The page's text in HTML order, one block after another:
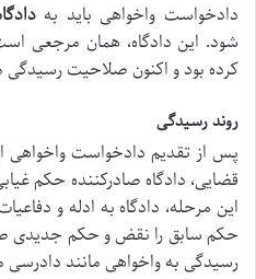
دادخواست واخواهی باید به
شود. این دادگاه، همان مرجعی
کرده بود و اکنون صلاحیت رسیدگی
روند رسیدگی
پس از تقدیم دادخواست واخواهی
قضایی، دادگاه صادرکننده حکم
این مرحله، دادگاه به ادله و
حکم سابق را نقض و حکم جدیدی
رسیدگی به واخواهی مانند